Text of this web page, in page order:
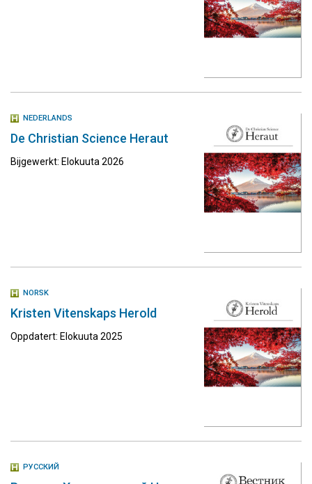
NEDERLANDS
De Christian Science Heraut
Bijgewerkt: Elokuuta 2026
NORSK
Kristen Vitenskaps Herold
Oppdatert: Elokuuta 2025
РУССКИЙ